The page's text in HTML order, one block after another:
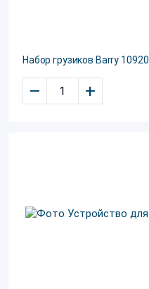
Набор грузиков Barry 10920
– +